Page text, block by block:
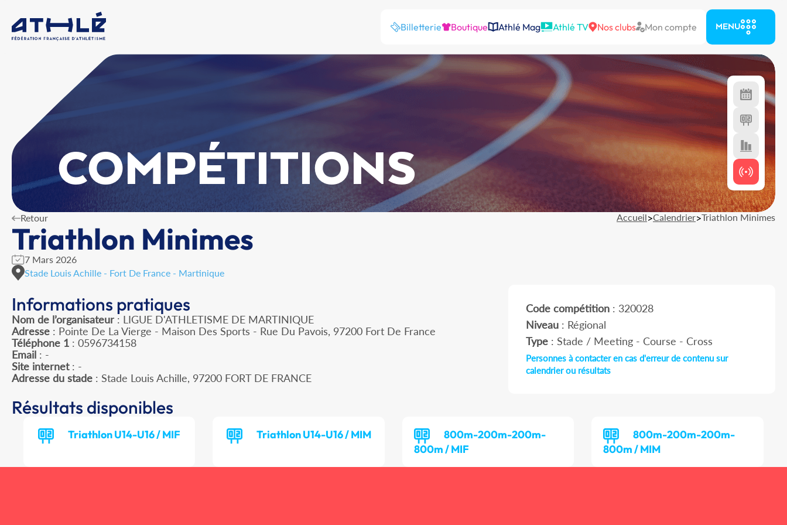
Billetterie Boutique Athlé Mag Athlé TV Nos clubs Mon compte MENU
COMPÉTITIONS
Retour Accueil>Calendrier>Triathlon Minimes
Triathlon Minimes
7 Mars 2026
Stade Louis Achille - Fort De France - Martinique
Informations pratiques
Nom de l’organisateur : LIGUE D'ATHLETISME DE MARTINIQUE
Adresse : Pointe De La Vierge - Maison Des Sports - Rue Du Pavois, 97200 Fort De France
Téléphone 1 : 0596734158
Email : -
Site internet: -
Adresse du stade : Stade Louis Achille, 97200 FORT DE FRANCE
Code compétition: 320028
Niveau: Régional
Type: Stade / Meeting - Course - Cross
Personnes à contacter en cas d'erreur de contenu sur
calendrier ou résultats
Résultats disponibles
Triathlon U14-U16 / MIF Triathlon U14-U16 / MIM
800m-200m-200m-
800m / MIF
800m-200m-200m-
800m / MIM